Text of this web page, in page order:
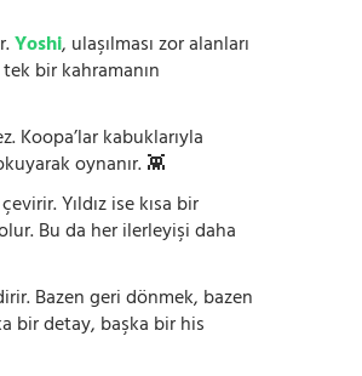
Yoshi, ulaşılması zor alanları
bir kahramanın
Koopa’lar kabuklarıyla
oynanır. 👾
Yıldız ise kısa bir
Bu da her ilerleyişi daha
Bazen geri dönmek, bazen
bir detay, başka bir his